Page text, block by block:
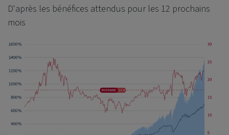
D'après les bénéfices attendus pour les 12 prochains
mois